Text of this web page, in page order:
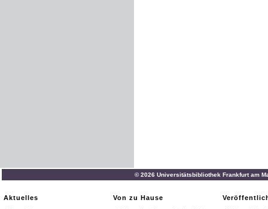
© 2026 Universitätsbibliothek Frankfurt am
Aktuelles
Von zu Hause